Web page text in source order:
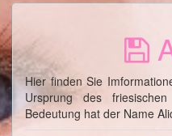
Hier finden Sie
Ursprung des
Bedeutung hat der Name